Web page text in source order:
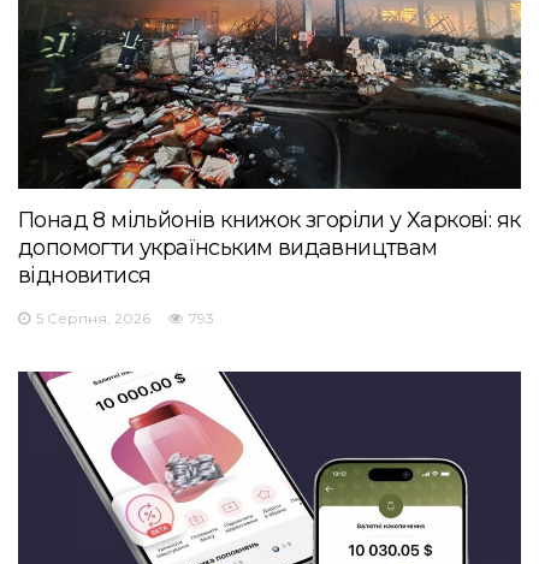
Понад 8 мільйонів книжок згоріли у Харкові: як
допомогти українським видавництвам
відновитися
5 Серпня, 2026 793